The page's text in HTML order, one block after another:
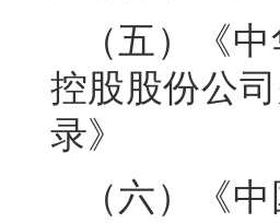
（五）《
控股股份公
录》
（六）《